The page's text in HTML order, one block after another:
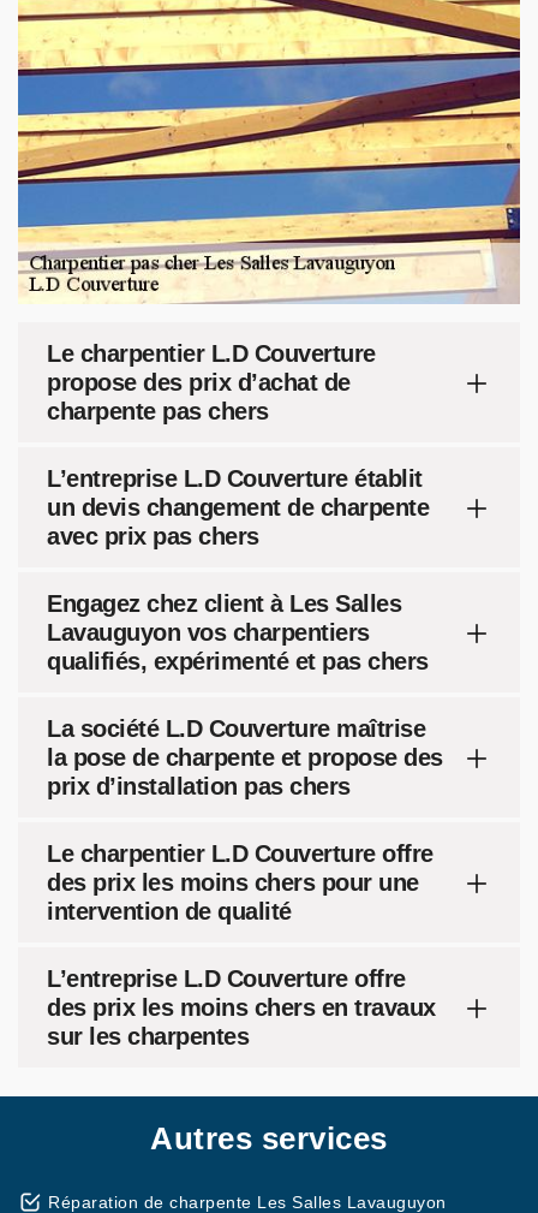
Le charpentier L.D Couverture
propose des prix d’achat de
charpente pas chers
L’entreprise L.D Couverture établit
un devis changement de charpente
avec prix pas chers
Engagez chez client à Les Salles
Lavauguyon vos charpentiers
qualifiés, expérimenté et pas chers
La société L.D Couverture maîtrise
la pose de charpente et propose des
prix d’installation pas chers
Le charpentier L.D Couverture offre
des prix les moins chers pour une
intervention de qualité
L’entreprise L.D Couverture offre
des prix les moins chers en travaux
sur les charpentes
Autres services
Réparation de charpente Les Salles Lavauguyon